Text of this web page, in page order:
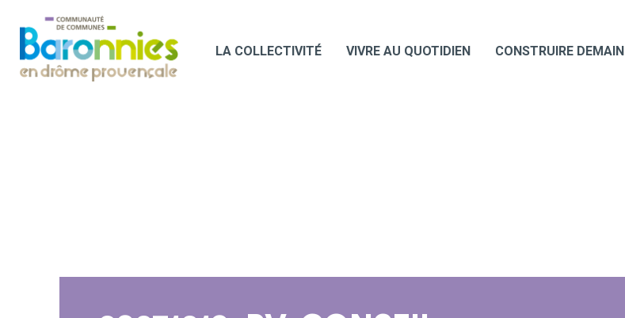
LA COLLECTIVITÉ VIVRE AU QUOTIDIEN CONSTRUIRE DEMAIN